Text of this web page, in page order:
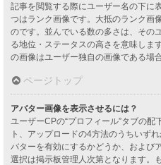
記事を閲覧する際にユーザー名の下に
つはランク画像です。大抵のランク画
のです。並んでいる数の多さは、その
る地位・ステータスの高さを意味しま
の画像はユーザー独自の画像である場
ページトップ
アバター画像を表示させるには？
ユーザーCPの“プロフィール”タブの
ト、アップロードの4方法のうちいず
バターを有効にするかどうか、および
選択は掲示板管理人次第となります。